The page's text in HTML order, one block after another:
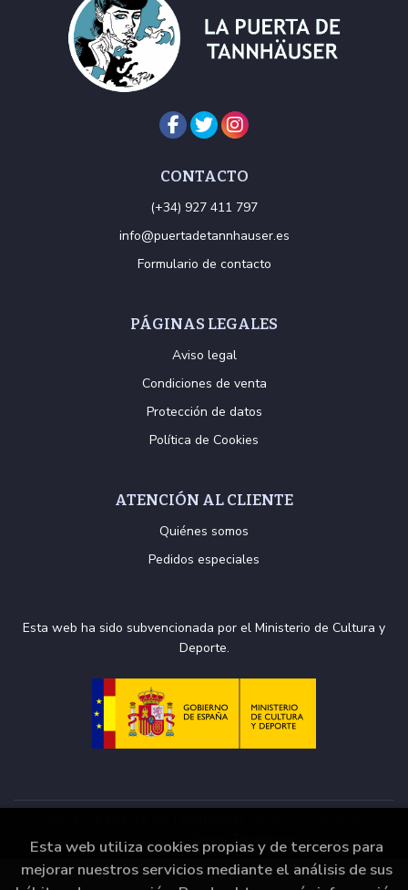
CONTACTO
(+34) 927 411 797
info@puertadetannhauser.es
Formulario de contacto
PÁGINAS LEGALES
Aviso legal
Condiciones de venta
Protección de datos
Política de Cookies
ATENCIÓN AL CLIENTE
Quiénes somos
Pedidos especiales
Esta web ha sido subvencionada por el Ministerio de Cultura y
Deporte.
Reservados |
Grupo Trevenque
Esta web utiliza cookies propias y de terceros para
mejorar nuestros servicios mediante el análisis de sus